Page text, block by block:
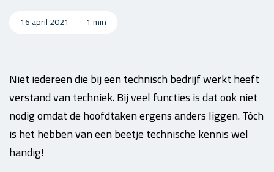
16 april 2021 1 min
Niet iedereen die bij een technisch bedrijf werkt heeft
verstand van techniek. Bij veel functies is dat ook niet
nodig omdat de hoofdtaken ergens anders liggen. Tóch
is het hebben van een beetje technische kennis wel
handig!